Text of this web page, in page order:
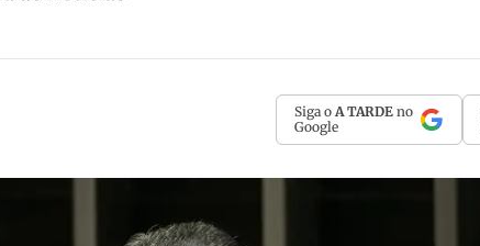
Siga o A TARDE no
Google